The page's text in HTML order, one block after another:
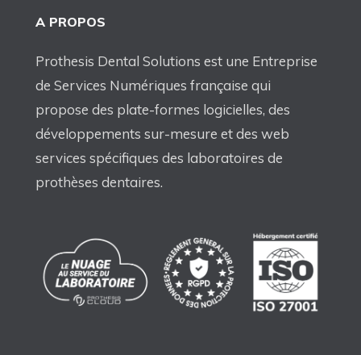
A PROPOS
Prothesis Dental Solutions est une Entreprise
de Services Numériques française qui
propose des plate-formes logicielles, des
développements sur-mesure et des web
services spécifiques des laboratoires de
prothèses dentaires.